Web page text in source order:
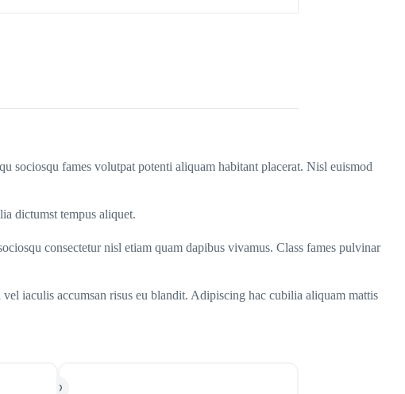
sociosqu fames volutpat potenti aliquam habitant placerat. Nisl euismod
dictumst tempus aliquet.
consectetur nisl etiam quam dapibus vivamus. Class fames pulvinar
iaculis accumsan risus eu blandit. Adipiscing hac cubilia aliquam mattis